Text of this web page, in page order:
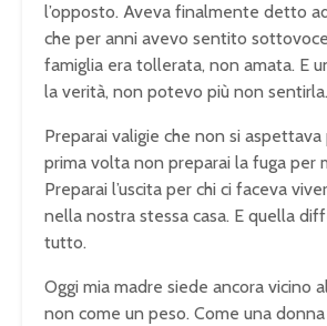
l’opposto. Aveva finalmente detto
che per anni avevo sentito
famiglia era tollerata, non amata. E
la verità, non potevo più non sentirla.
Preparai valigie che non si
prima volta non preparai la fuga per
Preparai l’uscita per chi ci faceva
nella nostra stessa casa. E quella
tutto.
Oggi mia madre siede ancora vicino
non come un peso. Come una donna